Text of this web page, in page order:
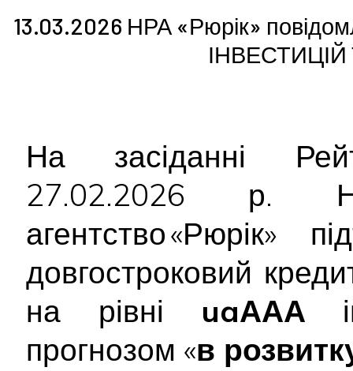
13.03.2026 НРА «Рюрік»
На засіданні
27.02.2026 р.
агентство «Рюрік»
довгостроковий
на рівні uaААА
прогнозом «в